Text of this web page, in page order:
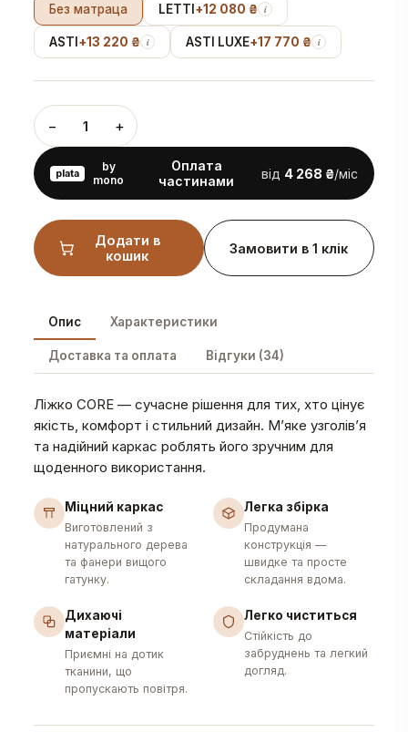
Без матраца LETTI +12 080 ₴ i
ASTI +13 220 ₴ i ASTI LUXE+17 770 ₴ i
− 1 +
plata
by
mono
Оплата
частинами
від 4 268 ₴/міс
Додати в
кошик
Замовити в 1 клік
Опис Характеристики
Доставка та оплата Відгуки (34)
Ліжко CORE — сучасне рішення для тих, хто цінує
якість, комфорт і стильний дизайн. М’яке узголів’я
та надійний каркас роблять його зручним для
щоденного використання.
Міцний каркас
Виготовлений з
натурального дерева
та фанери вищого
гатунку.
Легка збірка
Продумана
конструкція —
швидке та просте
складання вдома.
Дихаючі
матеріали
Приємні на дотик
тканини, що
пропускають повітря.
Легко чиститься
Стійкість до
забруднень та легкий
догляд.